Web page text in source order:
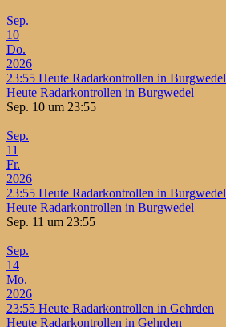
Sep.
10
Do.
2026
23:55 Heute Radarkontrollen in Burgwedel
Heute Radarkontrollen in Burgwedel
Sep. 10 um 23:55
Sep.
11
Fr.
2026
23:55 Heute Radarkontrollen in Burgwedel
Heute Radarkontrollen in Burgwedel
Sep. 11 um 23:55
Sep.
14
Mo.
2026
23:55 Heute Radarkontrollen in Gehrden
Heute Radarkontrollen in Gehrden